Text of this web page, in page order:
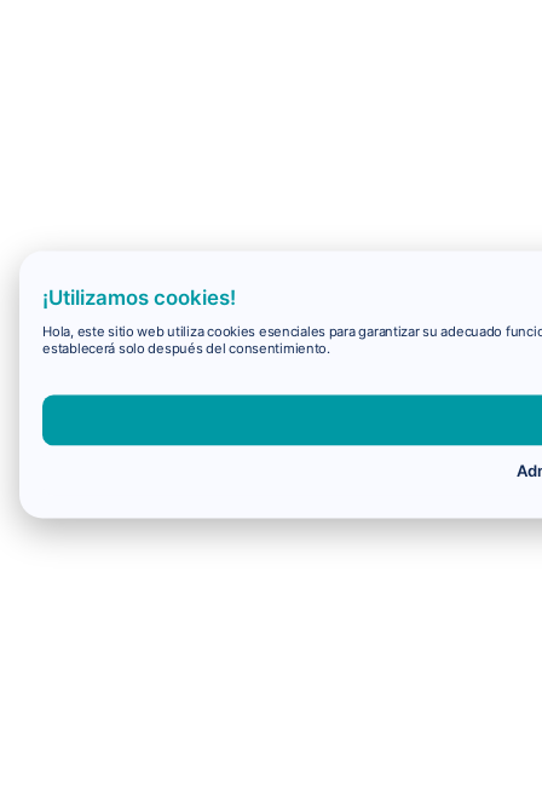
¡Utilizamos cookies!
Hola, este sitio web utiliza cookies esenciales para garantizar su adecuado
establecerá solo después del consentimiento.